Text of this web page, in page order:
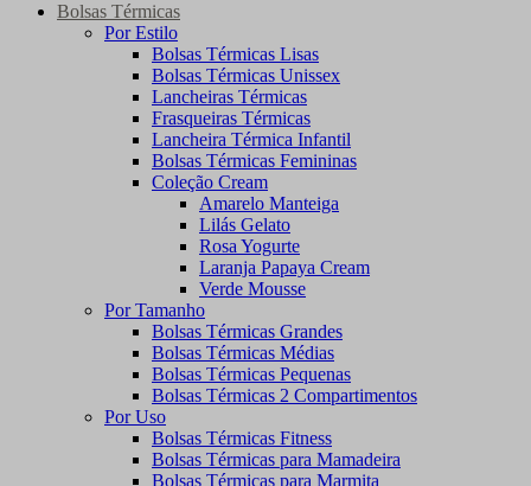
Bolsas Térmicas
Por Estilo
Bolsas Térmicas Lisas
Bolsas Térmicas Unissex
Lancheiras Térmicas
Frasqueiras Térmicas
Lancheira Térmica Infantil
Bolsas Térmicas Femininas
Coleção Cream
Amarelo Manteiga
Lilás Gelato
Rosa Yogurte
Laranja Papaya Cream
Verde Mousse
Por Tamanho
Bolsas Térmicas Grandes
Bolsas Térmicas Médias
Bolsas Térmicas Pequenas
Bolsas Térmicas 2 Compartimentos
Por Uso
Bolsas Térmicas Fitness
Bolsas Térmicas para Mamadeira
Bolsas Térmicas para Marmita